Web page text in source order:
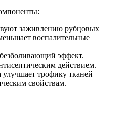
заживлению рубцовых
воспалительные
эффект.
действием.
трофику тканей
свойствам.